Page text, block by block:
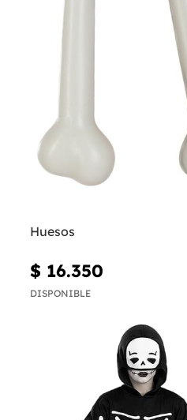
Huesos
$ 16.350
DISPONIBLE